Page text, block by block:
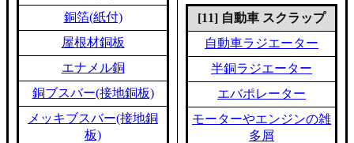
銅箔(紙付)
屋根材銅板
エナメル銅
銅ブスバー(接地銅板)
メッキブスバー(接地銅
板)
[11] 自動車 スクラップ
自動車ラジエーター
半銅ラジエーター
エバポレーター
モーターやエンジンの雑
多屑